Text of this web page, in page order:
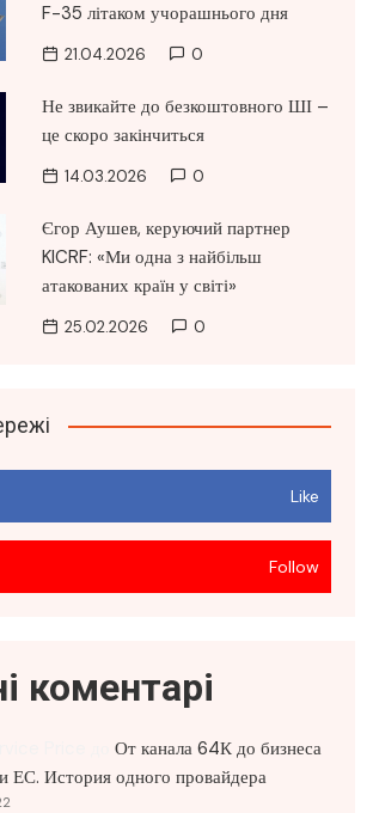
F-35 літаком учорашнього дня
21.04.2026 0
Не звикайте до безкоштовного ШІ –
це скоро закінчиться
14.03.2026 0
Єгор Аушев, керуючий партнер
KICRF: «Ми одна з найбільш
атакованих країн у світі»
25.02.2026 0
Like
Follow
коментарі
От канала 64К до бизнеса
История одного провайдера